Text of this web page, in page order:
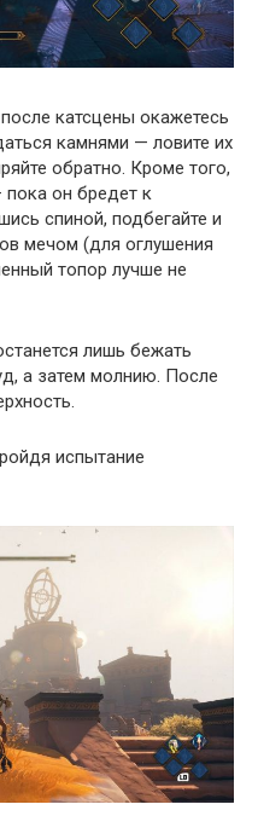
катсцены окажетесь
камнями — ловите их
обратно. Кроме того,
он бредет к
спиной, подбегайте и
мечом (для оглушения
топор лучше не
лишь бежать
а затем молнию. После
испытание